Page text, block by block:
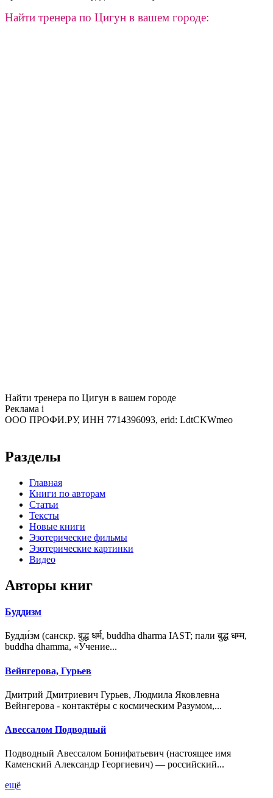
Найти тренера по Цигун в вашем городе:
Найти тренера по Цигун в вашем городе
Реклама i
ООО ПРОФИ.РУ, ИНН 7714396093, erid: LdtCKWmeo
Разделы
Главная
Книги по авторам
Статьи
Тексты
Новые книги
Эзотерические фильмы
Эзотерические картинки
Видео
Авторы книг
Буддизм
Будди́зм (санскр. बुद्ध धर्म, buddha dharma IAST; пали बुद्ध धम्म,
buddha dhamma, «Учение...
Вейнгерова, Гурьев
Дмитрий Дмитриевич Гурьев, Людмила Яковлевна
Вейнгерова - контактёры с космическим Разумом,...
Авессалом Подводный
Подводный Авессалом Бонифатьевич (настоящее имя
Каменский Александр Георгиевич) — российский...
ещё